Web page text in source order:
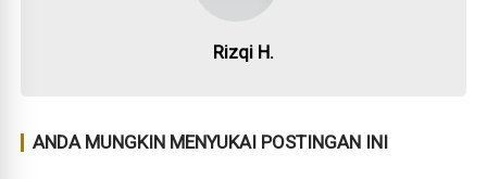
Rizqi H.
ANDA MUNGKIN MENYUKAI POSTINGAN INI